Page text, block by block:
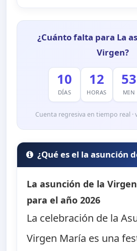
¿Cuánto falta para La
Virgen?
10
DÍAS
12
HORAS
53
MIN
Cuenta regresiva en tiempo real ·
¿Qué es el la asunción
La asunción de la
para el año 2026
La celebración de la
Virgen María es una